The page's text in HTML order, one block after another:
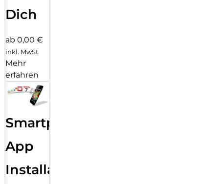
Dich
ab 0,00 €
inkl. MwSt.
Mehr
erfahren
Smartphone
App
Installation